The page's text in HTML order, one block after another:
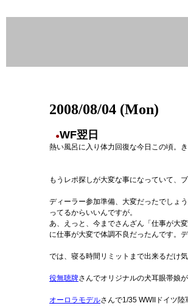
2008/08/04 (Mon)
●WF翌日
熱い風呂に入り体力回復な今日この頃。き
もうレポ探しが大変な事になっていて、
ディーラー参加準備、大変だったでしょ
ってるからいいんですが。
あ、えっと、今までさんざん「仕事が大
に仕事が大変で体調不良だったんです。
では、寝る時間リミットまで出来るだけ気
役無聴牌さんでオリジナルの犬耳眼帯娘
オーロラモデルさんで1/35 WWIIドイツ